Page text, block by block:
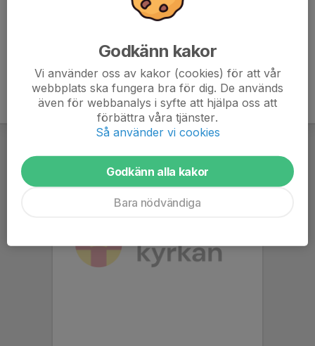
Godkänn kakor
Vi använder oss av kakor (cookies) för att vår
webbplats ska fungera bra för dig. De används
även för webbanalys i syfte att hjälpa oss att
förbättra våra tjänster.
Så använder vi cookies
Godkänn alla kakor
Bara nödvändiga